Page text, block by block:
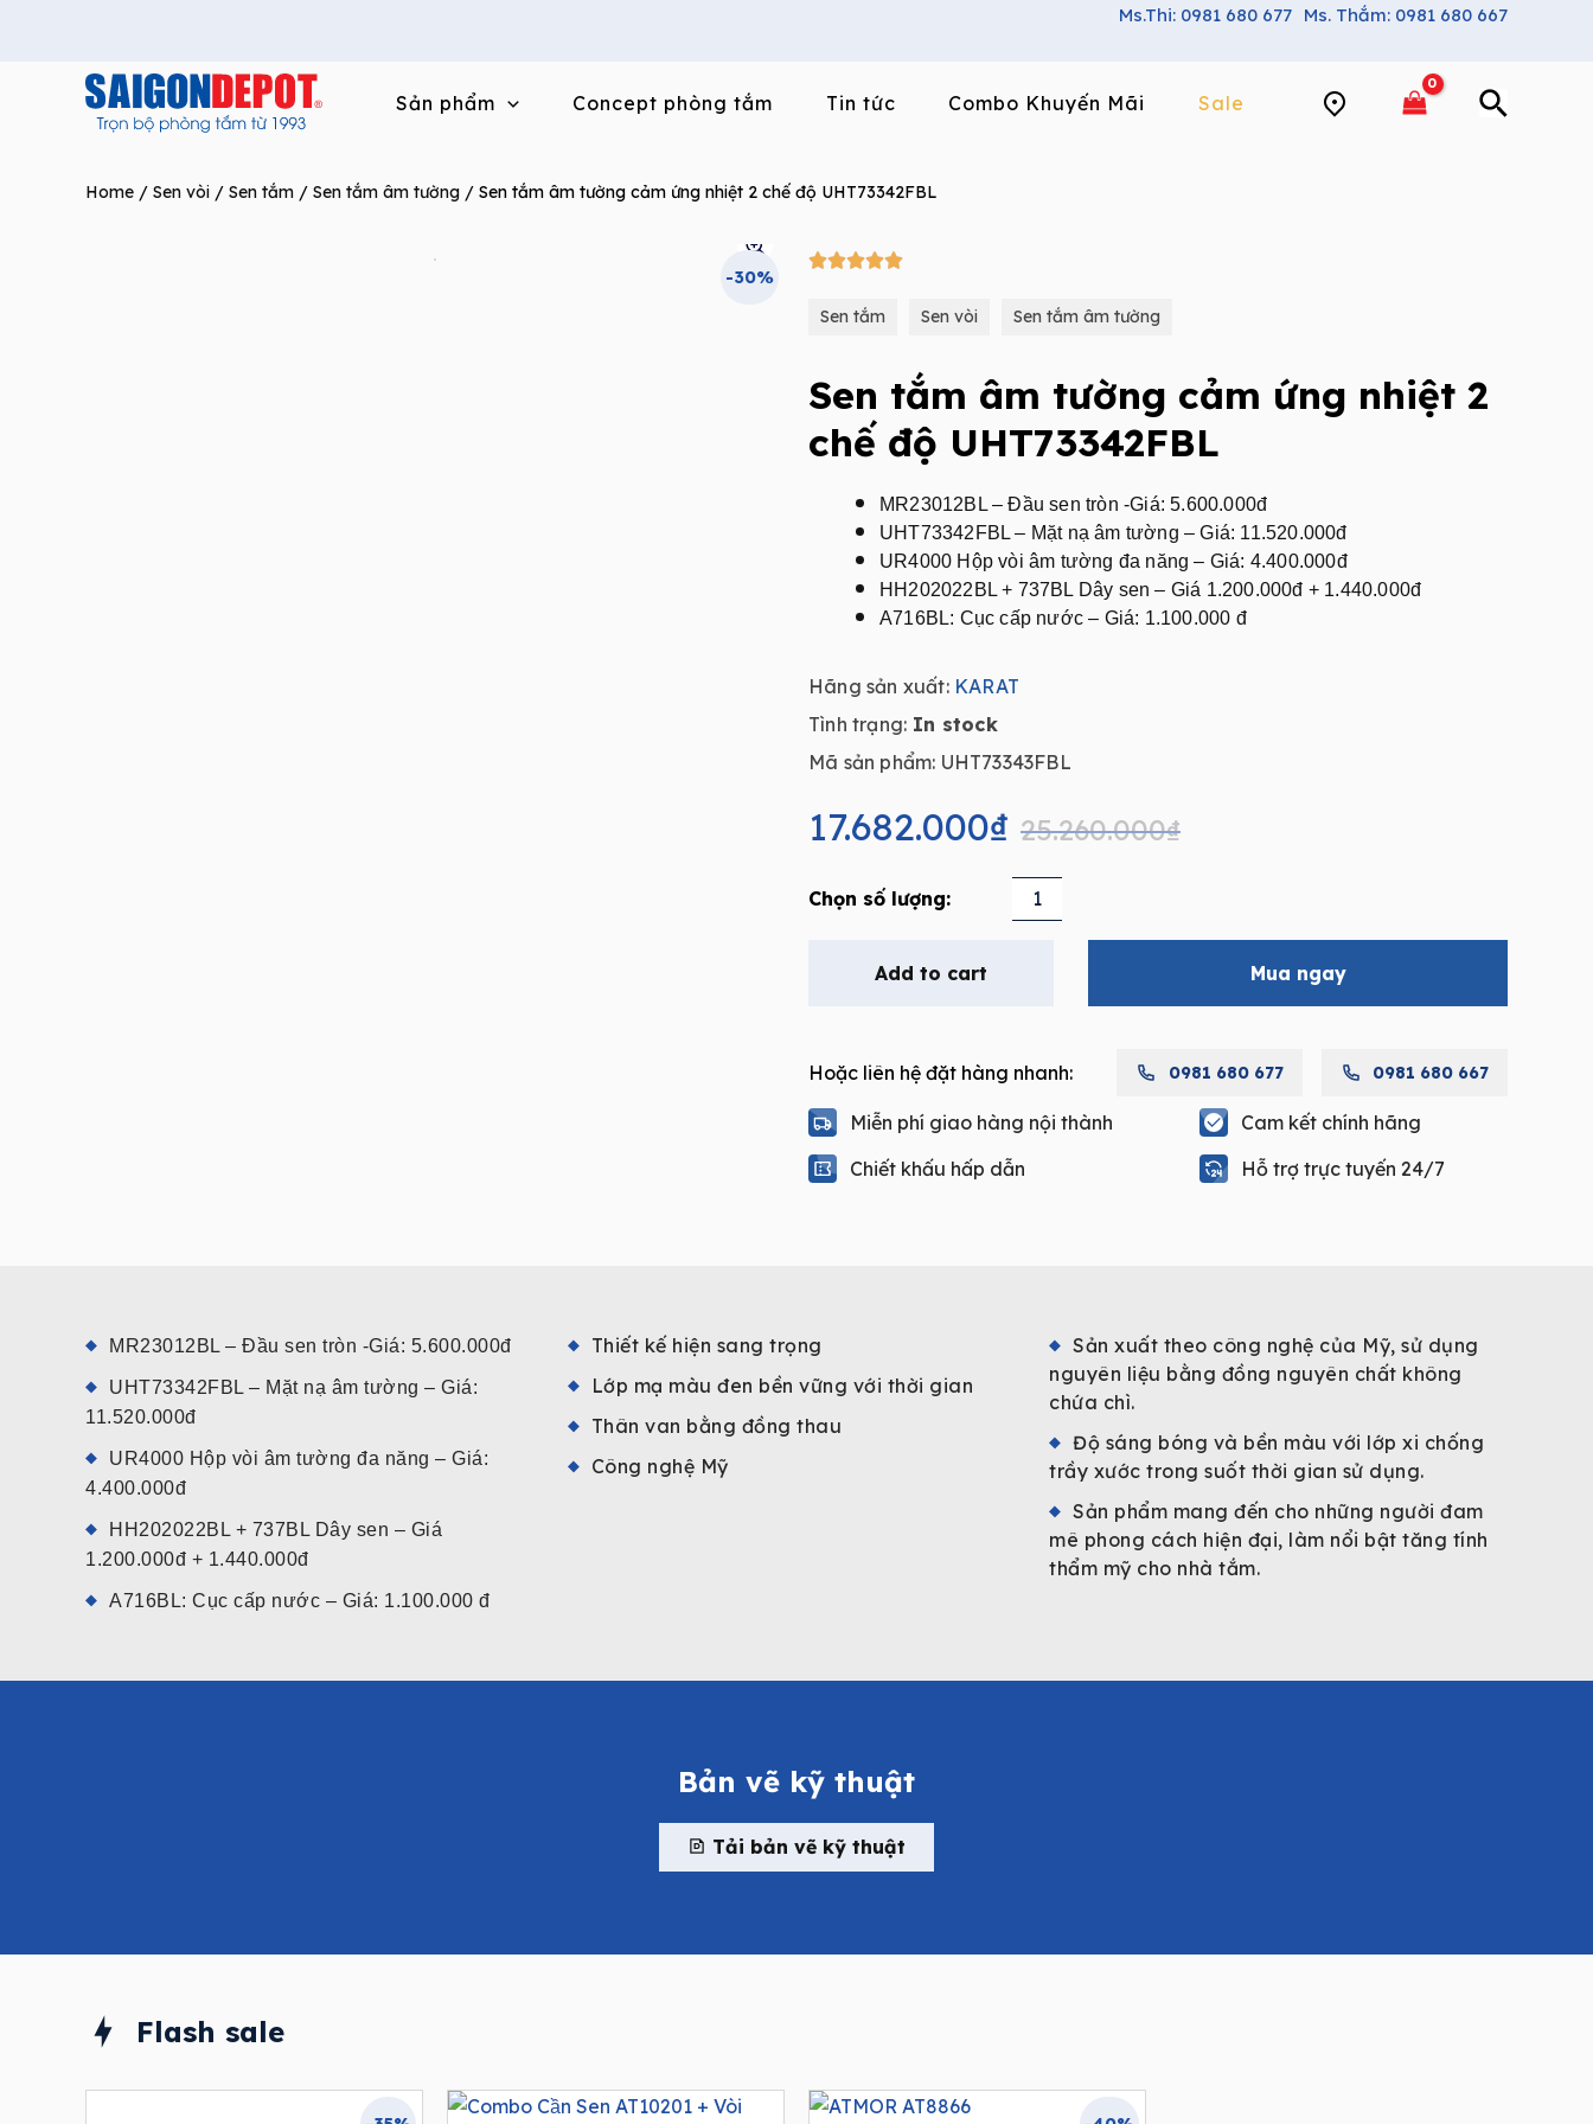
Ms.Thi: 0981 680 677 Ms. Thắm: 0981 680 667
Sản phẩm Concept phòng tắm Tin tức Combo Khuyến Mãi Sale
Home / Sen vòi / Sen tắm / Sen tắm âm tường / Sen tắm âm tường cảm ứng nhiệt 2 chế độ UHT73342FBL
-30%
5/5
Sen tắm Sen vòi Sen tắm âm tường
Sen tắm âm tường cảm ứng nhiệt 2
chế độ UHT73342FBL
MR23012BL – Đầu sen tròn -Giá: 5.600.000đ
UHT73342FBL – Mặt nạ âm tường – Giá: 11.520.000đ
UR4000 Hộp vòi âm tường đa năng – Giá: 4.400.000đ
HH202022BL + 737BL Dây sen – Giá 1.200.000đ + 1.440.000đ
A716BL: Cục cấp nước – Giá: 1.100.000 đ
Hãng sản xuất:KARAT
Tình trạng: In stock
Mã sản phẩm: UHT73343FBL
25.260.000₫
price
was:
25.260.000₫.
17.682.000₫
price
is:
17.682.000₫.
tường
nhiệt
chế
độ
Add to cart Mua ngay
Hoặc liên hệ đặt hàng nhanh: 0981 680 677 0981 680 667
Miễn phí giao hàng nội thành
Chiết khấu hấp dẫn
Cam kết chính hãng
Hỗ trợ trực tuyến 24/7
MR23012BL – Đầu sen tròn -Giá: 5.600.000đ
UHT73342FBL – Mặt nạ âm tường – Giá:
11.520.000đ
UR4000 Hộp vòi âm tường đa năng – Giá:
4.400.000đ
HH202022BL + 737BL Dây sen – Giá
1.200.000đ + 1.440.000đ
A716BL: Cục cấp nước – Giá: 1.100.000 đ
Thiết kế hiện sang trọng
Lớp mạ màu đen bền vững với thời gian
Thân van bằng đồng thau
Công nghệ Mỹ
Sản xuất theo công nghệ của Mỹ, sử dụng
nguyên liệu bằng đồng nguyên chất không
chứa chì.
Độ sáng bóng và bền màu với lớp xi chống
trầy xước trong suốt thời gian sử dụng.
Sản phẩm mang đến cho những người đam
mê phong cách hiện đại, làm nổi bật tăng tính
thẩm mỹ cho nhà tắm.
Bản vẽ kỹ thuật
Tải bản vẽ kỹ thuật
Flash sale